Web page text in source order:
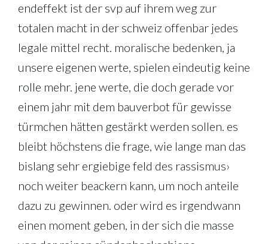
endeffekt ist der svp auf ihrem weg zur
totalen macht in der schweiz offenbar jedes
legale mittel recht. moralische bedenken, ja
unsere eigenen werte, spielen eindeutig keine
rolle mehr. jene werte, die doch gerade vor
einem jahr mit dem bauverbot für gewisse
türmchen hätten gestärkt werden sollen. es
bleibt höchstens die frage, wie lange man das
bislang sehr ergiebige feld des rassismus›
noch weiter beackern kann, um noch anteile
dazu zu gewinnen. oder wird es irgendwann
einen moment geben, in der sich die masse